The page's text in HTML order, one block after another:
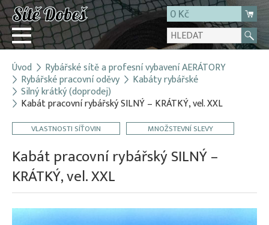
0 Kč
Přihlásit
Registrace
O firmě
Kontakt
Úvod Rybářské sítě a profesní vybavení AERÁTORY
Rybářské pracovní oděvy Kabáty rybářské
Silný krátký (doprodej)
Kabát pracovní rybářský SILNÝ – KRÁTKÝ, vel. XXL
VLASTNOSTI SÍŤOVIN MNOŽSTEVNÍ SLEVY
Kabát pracovní rybářský SILNÝ –
KRÁTKÝ, vel. XXL